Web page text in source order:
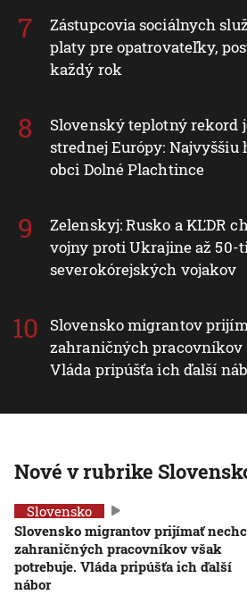
Zástupcovia sociálnych
platy pre opatrovateľky,
každý rok
Slovenský teplotný rekord
strednej Európy:
obci Dolné Plachtince
Zelenskyj: Rusko a KĽDR
vojny proti Ukrajine až 50-
severokórejských vojakov
Slovensko migrantov
zahraničných pracovníkov
Vláda pripúšťa ich ďalší
Nové v rubrike
Slovensko
Slovensko migrantov prijímať
zahraničných pracovníkov však
potrebuje. Vláda pripúšťa ich ďalší
nábor